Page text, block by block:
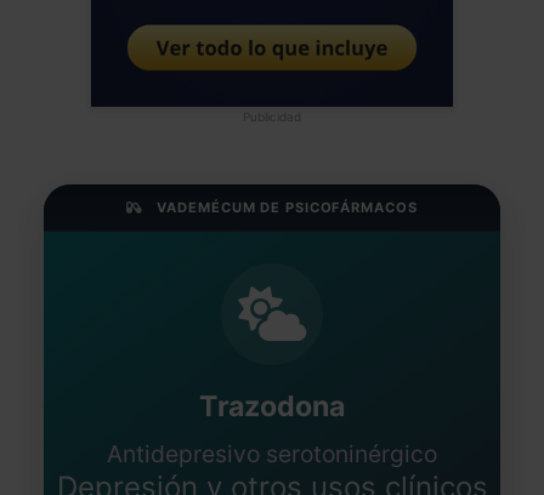
Publicidad
VADEMÉCUM DE PSICOFÁRMACOS
Trazodona
Antidepresivo serotoninérgico
Depresión y otros usos clínicos